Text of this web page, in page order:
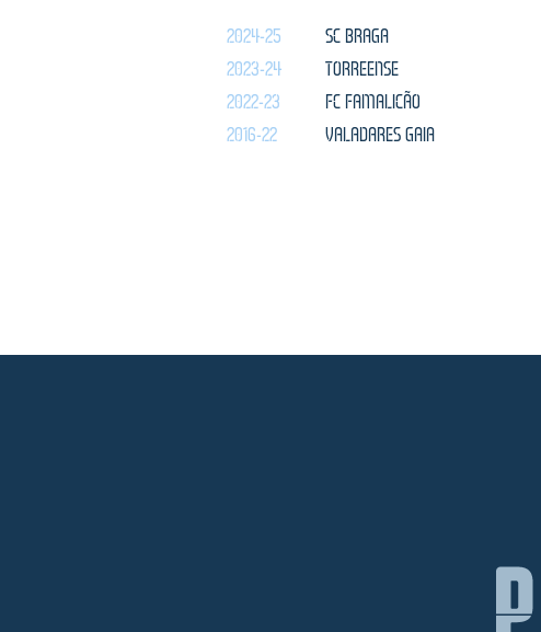
2024-25
SC BRAGA
2023-24
TORREENSE
2022-23
FC FAMALICÃO
2016-22
VALADARES GAIA